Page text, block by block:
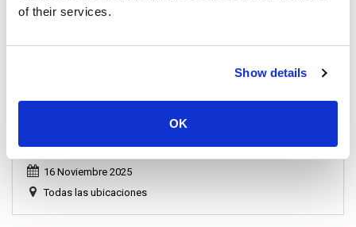
of their services.
Show details
OK
Tailandia (Samui/Phangan/Tao/Surat Thani)
16 Noviembre 2025
Todas las ubicaciones